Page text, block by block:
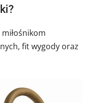
fit wygody oraz